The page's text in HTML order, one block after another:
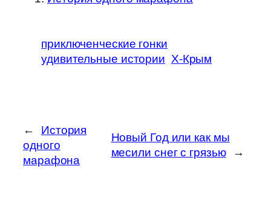
приключенческие гонки
удивительные истории Х-Крым
←
История
одного
марафона
Новый Год или как мы
месили снег с грязью
→